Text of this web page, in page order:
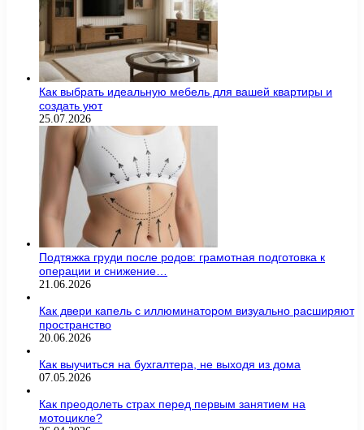
Как выбрать идеальную мебель для вашей квартиры и
создать уют
25.07.2026
Подтяжка груди после родов: грамотная подготовка к
операции и снижение…
21.06.2026
Как двери капель с иллюминатором визуально расширяют
пространство
20.06.2026
Как выучиться на бухгалтера, не выходя из дома
07.05.2026
Как преодолеть страх перед первым занятием на
мотоцикле?